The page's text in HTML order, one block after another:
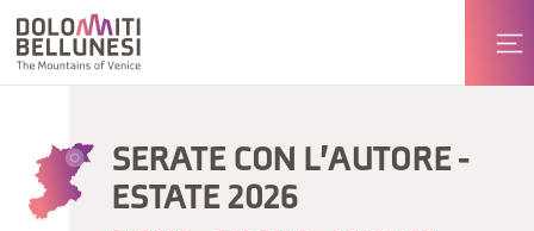
SERATE CON L'AUTORE -
ESTATE 2026